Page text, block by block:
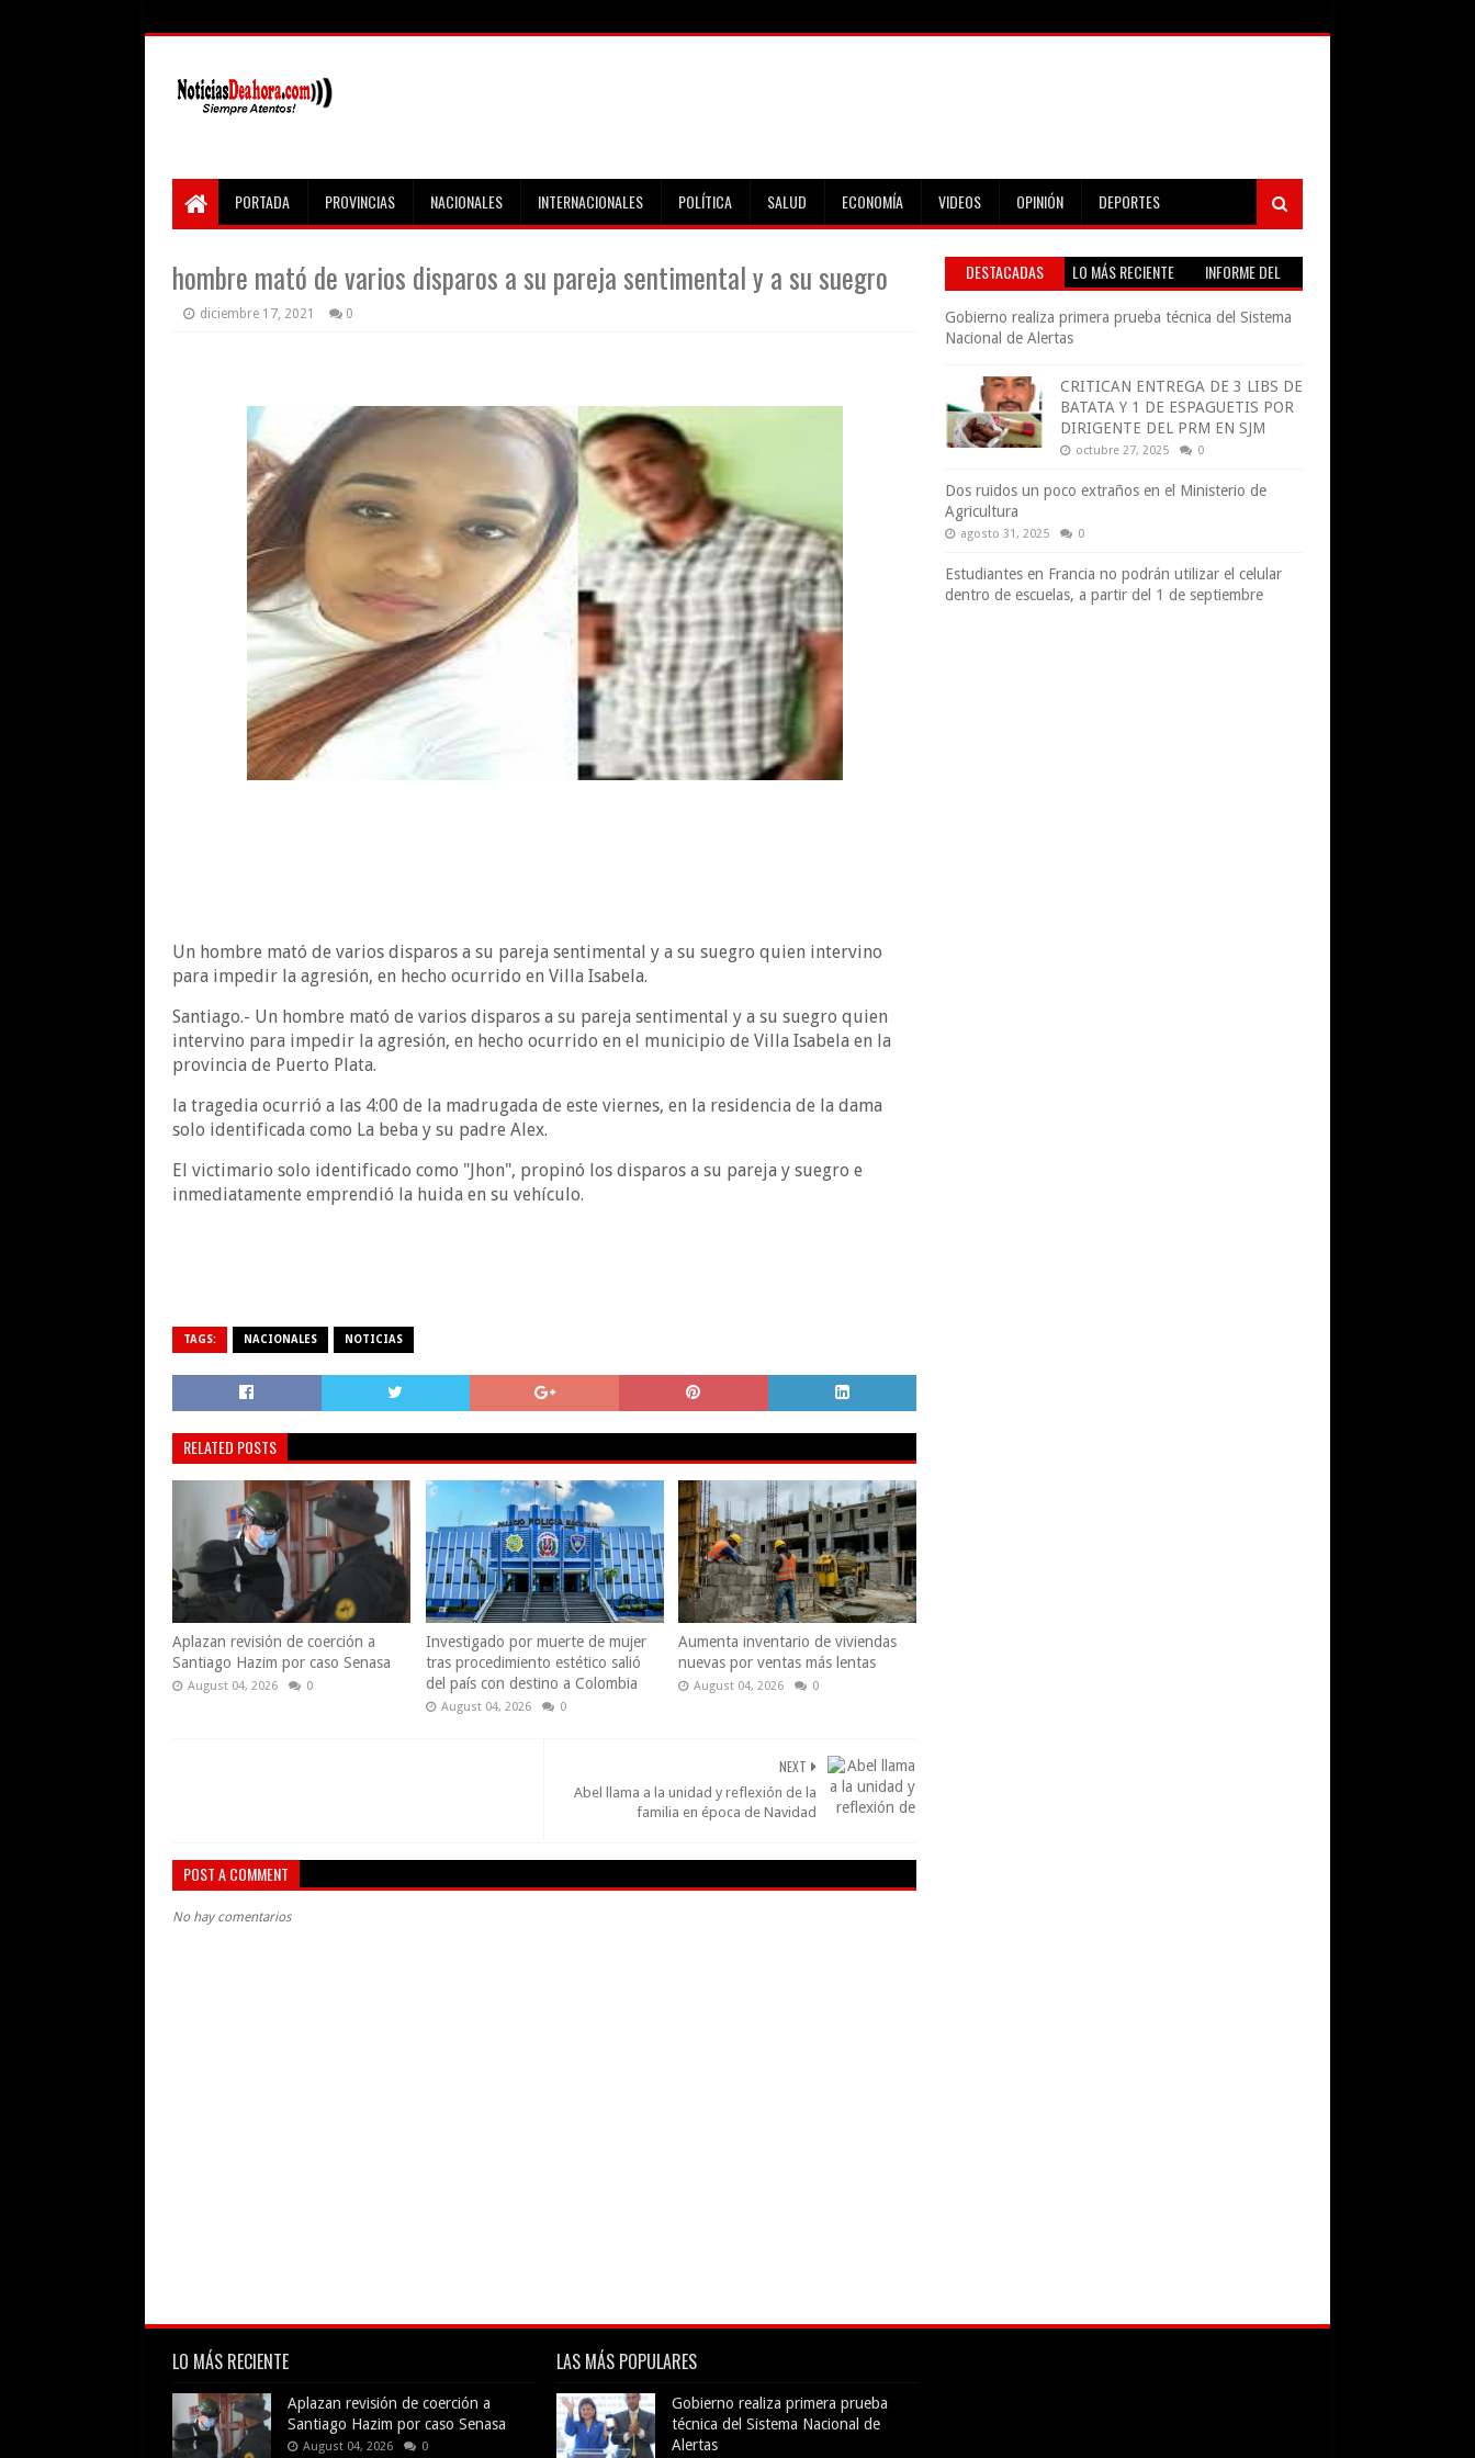
PORTADA PROVINCIAS NACIONALES INTERNACIONALES POLÍTICA SALUD ECONOMÍA VIDEOS OPINIÓN DEPORTES
hombre mató de varios disparos a su pareja sentimental y a su suegro
diciembre 17, 2021 0
Un hombre mató de varios disparos a su pareja sentimental y a su suegro quien intervino
para impedir la agresión, en hecho ocurrido en Villa Isabela.
Santiago.- Un hombre mató de varios disparos a su pareja sentimental y a su suegro quien
intervino para impedir la agresión, en hecho ocurrido en el municipio de Villa Isabela en la
provincia de Puerto Plata.
la tragedia ocurrió a las 4:00 de la madrugada de este viernes, en la residencia de la dama
solo identificada como La beba y su padre Alex.
El victimario solo identificado como "Jhon", propinó los disparos a su pareja y suegro e
inmediatamente emprendió la huida en su vehículo.
TAGS: NACIONALES NOTICIAS
RELATED POSTS
Aplazan revisión de coerción a
Santiago Hazim por caso Senasa
August 04, 2026 0
Investigado por muerte de mujer
tras procedimiento estético salió
del país con destino a Colombia
August 04, 2026 0
Aumenta inventario de viviendas
nuevas por ventas más lentas
August 04, 2026 0
NEXT
Abel llama a la unidad y reflexión de la
familia en época de Navidad
POST A COMMENT
No hay comentarios
DESTACADAS LO MÁS RECIENTE
INFORME DEL
Gobierno realiza primera prueba técnica del Sistema
Nacional de Alertas
CRITICAN ENTREGA DE 3 LIBS DE
BATATA Y 1 DE ESPAGUETIS POR
DIRIGENTE DEL PRM EN SJM
octubre 27, 2025 0
Dos ruidos un poco extraños en el Ministerio de
Agricultura
agosto 31, 2025 0
Estudiantes en Francia no podrán utilizar el celular
dentro de escuelas, a partir del 1 de septiembre
LO MÁS RECIENTE
Aplazan revisión de coerción a
Santiago Hazim por caso Senasa
August 04, 2026 0
LAS MÁS POPULARES
Gobierno realiza primera prueba
técnica del Sistema Nacional de
Alertas